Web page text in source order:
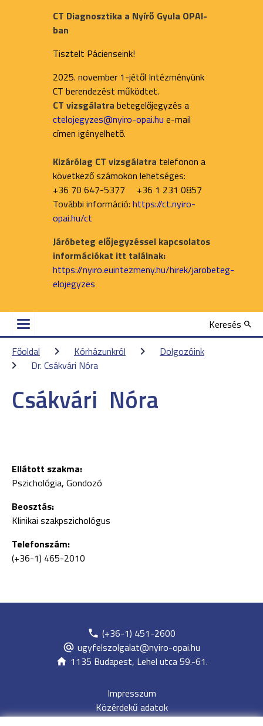
CT Diagnosztika a Nyírő Gyula OPAI-
ban
Tisztelt Pácienseink!
2025. november 1-jétől Intézményünk
CT berendezést működtet.
CT vizsgálatra betegelőjegyzés a
ctelojegyzes@nyiro-opai.hu e-mail
címen igényelhető.
Kizárólag CT vizsgálatra telefonon a
következő számokon lehetséges:
+36 70 647-5377 +36 1 231 0857
További információ: https://ct.nyiro-
opai.hu/ct
Járóbeteg előjegyzéssel kapcsolatos
információkat itt találnak:
https://nyiro.euintezmeny.hu/hirek/jarobeteg-
elojegyzes
Keresés
Főoldal
Kórházunkról
Dolgozóink
Dr. Csákvári Nóra
Csákvári Nóra
Ellátott szakma:
Pszichológia, Gondozó
Beosztás:
Klinikai szakpszichológus
Telefonszám:
(+36-1) 465-2010
(+36-1) 451-2600
ugyfelszolgalat@nyiro-opai.hu
1135 Budapest, Lehel utca 59.-61.
Impresszum
Közérdekű adatok
Adatvédelem